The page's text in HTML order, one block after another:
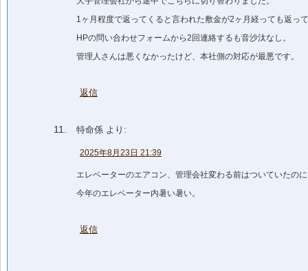
1ヶ月程度で返ってくると言われた敷金が2ヶ月経っても返っ
HPの問い合わせフォームから2回連絡するも音沙汰なし。
管理人さんは悪くなかったけど、本社側の対応が最悪です。
返信
特命係 より:
2025年8月23日 21:39
エレベーターのエアコン、管理会社変わる前はついていたの
今年のエレベーター内暑い暑い。
返信